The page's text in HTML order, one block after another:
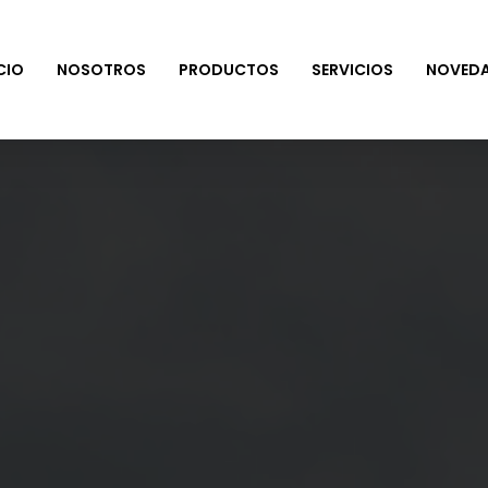
NOSOTROS PRODUCTOS SERVICIOS